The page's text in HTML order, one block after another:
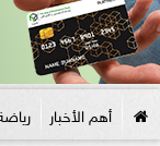
أهم الأخبار